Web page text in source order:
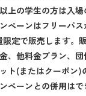
上の学生の方は入場
ペーンはフリーパス
定で販売します。
、他料金プラン、団
ト(またはクーポン)
ペーンとの併用はで